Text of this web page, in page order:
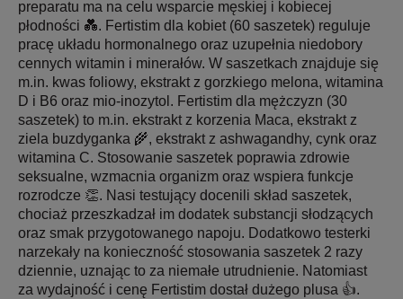
preparatu ma na celu wsparcie męskiej i kobiecej
płodności 💑. Fertistim dla kobiet (60 saszetek) reguluje
pracę układu hormonalnego oraz uzupełnia niedobory
cennych witamin i minerałów. W saszetkach znajduje się
m.in. kwas foliowy, ekstrakt z gorzkiego melona, witamina
D i B6 oraz mio-inozytol. Fertistim dla mężczyzn (30
saszetek) to m.in. ekstrakt z korzenia Maca, ekstrakt z
ziela buzdyganka 🌾, ekstrakt z ashwagandhy, cynk oraz
witamina C. Stosowanie saszetek poprawia zdrowie
seksualne, wzmacnia organizm oraz wspiera funkcje
rozrodcze 👏. Nasi testujący docenili skład saszetek,
chociaż przeszkadzał im dodatek substancji słodzących
oraz smak przygotowanego napoju. Dodatkowo testerki
narzekały na konieczność stosowania saszetek 2 razy
dziennie, uznając to za niemałe utrudnienie. Natomiast
za wydajność i cenę Fertistim dostał dużego plusa 👍.